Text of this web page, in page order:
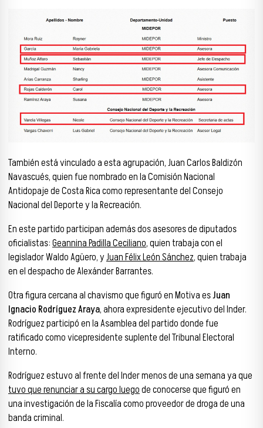
También está vinculado a esta agrupación, Juan Carlos Baldizón
Navascués, quien fue nombrado en la Comisión Nacional
Antidopaje de Costa Rica como representante del Consejo
Nacional del Deporte y la Recreación.
En este partido participan además dos asesores de diputados
oficialistas:Geannina Padilla Ceciliano, quien trabaja con el
legislador Waldo Agüero, yJuan Félix León Sánchez, quien trabaja
en el despacho de Alexánder Barrantes.
Otra figura cercana al chavismo que figuró en Motiva esJuan
Ignacio Rodríguez Araya, ahora expresidente ejecutivo del Inder.
Rodríguez participó en la Asamblea del partido donde fue
ratificado como vicepresidente suplente del Tribunal Electoral
Interno.
Rodríguez estuvo al frente del Inder menos de una semana ya que
tuvo que renunciar a su cargo luegode conocerse que figuró en
una investigación de la Fiscalía como proveedor de droga de una
banda criminal.